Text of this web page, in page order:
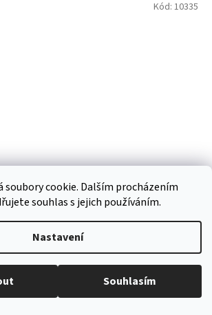
soubory cookie. Dalším procházením
souhlas s jejich používáním.
Nastavení
Souhlasím
podšálkem 220ml v boxu bílá
Skladem
Kód: 10335